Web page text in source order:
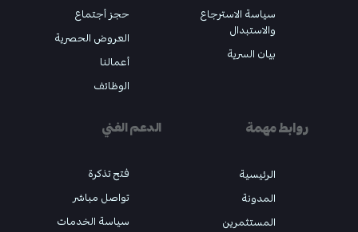
سياسة الاسترجاع
والاستبدال
بيان السرية
حجز أجتماع
العروض الحصرية
أعمالنا
الوظائف
روابط مهمة
الرئيسية
المدونة
المستثمرين
الدعم الفني
فتح تذكرة
تواصل مباشر
سياسة الخدمات